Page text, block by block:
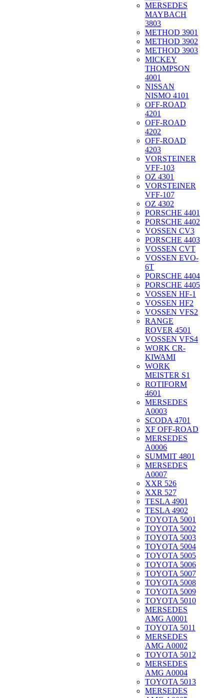
MERSEDES
MAYBACH
3803
METHOD 3901
METHOD 3902
METHOD 3903
MICKEY
THOMPSON
4001
NISSAN
NISMO 4101
OFF-ROAD
4201
OFF-ROAD
4202
OFF-ROAD
4203
VORSTEINER
VFF-103
OZ 4301
VORSTEINER
VFF-107
OZ 4302
PORSCHE 4401
PORSCHE 4402
VOSSEN CV3
PORSCHE 4403
VOSSEN CVT
VOSSEN EVO-
6T
PORSCHE 4404
PORSCHE 4405
VOSSEN HF-1
VOSSEN HF2
VOSSEN VFS2
RANGE
ROVER 4501
VOSSEN VFS4
WORK CR-
KIWAMI
WORK
MEISTER S1
ROTIFORM
4601
MERSEDES
A0003
SCODA 4701
XF OFF-ROAD
MERSEDES
A0006
SUMMIT 4801
MERSEDES
A0007
XXR 526
XXR 527
TESLA 4901
TESLA 4902
TOYOTA 5001
TOYOTA 5002
TOYOTA 5003
TOYOTA 5004
TOYOTA 5005
TOYOTA 5006
TOYOTA 5007
TOYOTA 5008
TOYOTA 5009
TOYOTA 5010
MERSEDES
AMG A0001
TOYOTA 5011
MERSEDES
AMG A0002
TOYOTA 5012
MERSEDES
AMG A0004
TOYOTA 5013
MERSEDES